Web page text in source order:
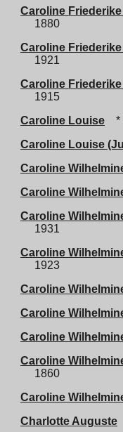
Caroline
1880
Caroline
1921
Caroline
1915
Caroline Louise
*
Caroline Louise
Caroline
Caroline
Caroline
1931
Caroline
1923
Caroline
Caroline
Caroline
Caroline
1860
Caroline
Charlotte Auguste